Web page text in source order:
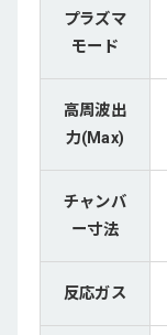
プラズマ
モード
高周波出
力(Max)
チャンバ
ー寸法
反応ガス